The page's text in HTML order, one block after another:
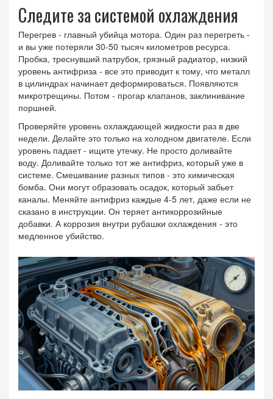
Следите за системой охлаждения
Перегрев - главный убийца мотора. Один раз перегреть -
и вы уже потеряли 30-50 тысяч километров ресурса.
Пробка, треснувший патрубок, грязный радиатор, низкий
уровень антифриза - все это приводит к тому, что металл
в цилиндрах начинает деформироваться. Появляются
микротрещины. Потом - прогар клапанов, заклинивание
поршней.
Проверяйте уровень охлаждающей жидкости раз в две
недели. Делайте это только на холодном двигателе. Если
уровень падает - ищите утечку. Не просто доливайте
воду. Доливайте только тот же антифриз, который уже в
системе. Смешивание разных типов - это химическая
бомба. Они могут образовать осадок, который забьет
каналы. Меняйте антифриз каждые 4-5 лет, даже если не
сказано в инструкции. Он теряет антикоррозийные
добавки. А коррозия внутри рубашки охлаждения - это
медленное убийство.